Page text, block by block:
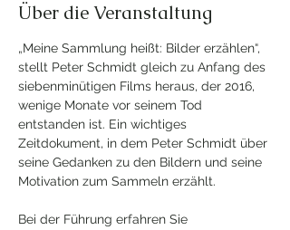
Über die Veranstaltung
„Meine Sammlung heißt: Bilder erzählen“,
stellt Peter Schmidt gleich zu Anfang des
siebenminütigen Films heraus, der 2016,
wenige Monate vor seinem Tod
entstanden ist. Ein wichtiges
Zeitdokument, in dem Peter Schmidt über
seine Gedanken zu den Bildern und seine
Motivation zum Sammeln erzählt.
Bei der Führung erfahren Sie